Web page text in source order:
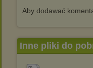
Aby dodawać
Inne pliki do